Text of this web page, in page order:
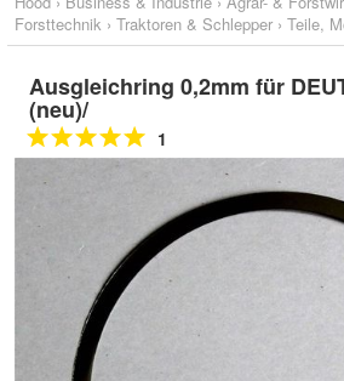
Forsttechnik › Traktoren & Schlepper › Teile,
Ausgleichring 0,2mm für
(neu)/
1